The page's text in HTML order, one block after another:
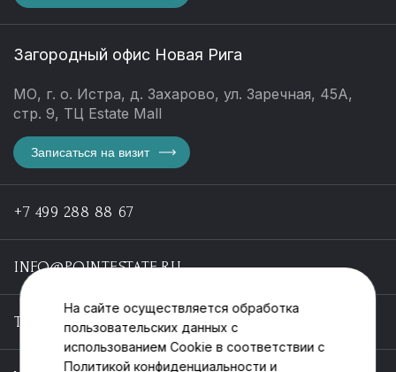
Загородный офис Новая Рига
МО, г. о. Истра, д. Захарово, ул. Заречная, 45А,
стр. 9, ТЦ Estate Mall
Записаться на визит
+7 499 288 88 67
INFO@POINTESTATE.RU
TELEGRAM
На сайте осуществляется обработка
пользовательских данных с
использованием Cookie в соответствии с
Политикой конфиденциальности и